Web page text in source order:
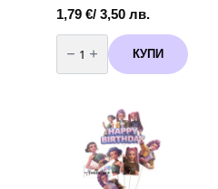
1,79 €/ 3,50 лв.
количество
за
Двупластови
салфетки
броя
КУПИ